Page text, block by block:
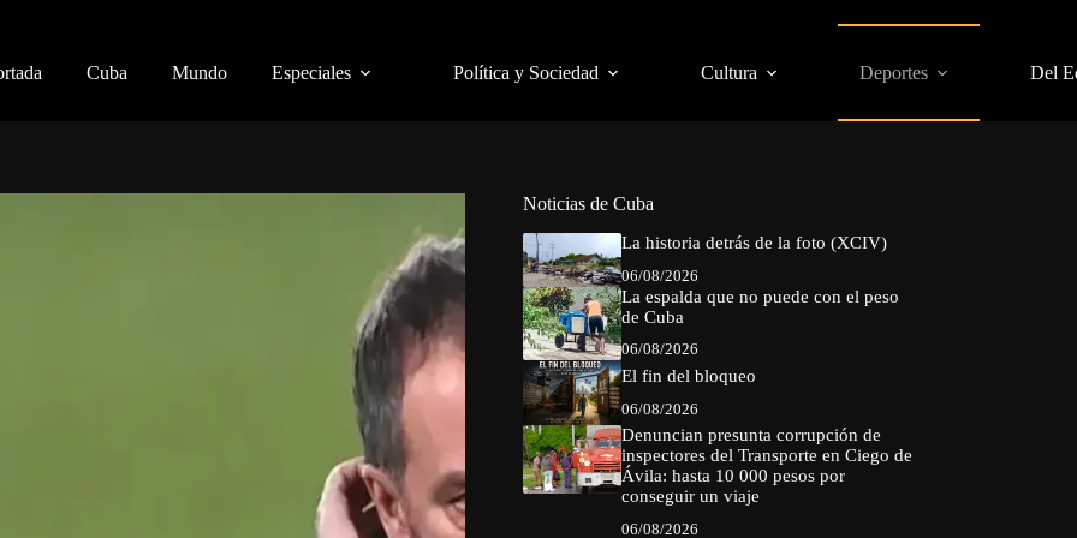
Cuba Mundo Especiales Política y Sociedad Cultura Deportes Del
Noticias de Cuba
La historia detrás de la foto (XCIV)
06/08/2026
La espalda que no puede con el peso
de Cuba
06/08/2026
El fin del bloqueo
06/08/2026
Denuncian presunta corrupción de
inspectores del Transporte en Ciego de
Ávila: hasta 10 000 pesos por
conseguir un viaje
06/08/2026